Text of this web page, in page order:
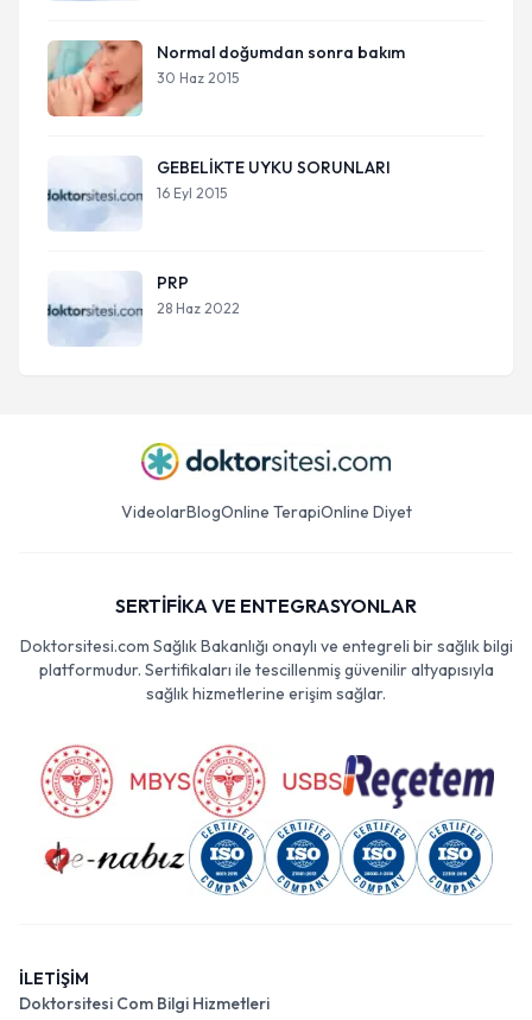
Normal doğumdan sonra bakım
30 Haz 2015
GEBELİKTE UYKU SORUNLARI
16 Eyl 2015
PRP
28 Haz 2022
VideolarBlogOnline TerapiOnline Diyet
SERTİFİKA VE ENTEGRASYONLAR
Doktorsitesi.com Sağlık Bakanlığı onaylı ve entegreli bir sağlık bilgi
platformudur. Sertifikaları ile tescillenmiş güvenilir altyapısıyla
sağlık hizmetlerine erişim sağlar.
İLETİŞİM
Doktorsitesi Com Bilgi Hizmetleri